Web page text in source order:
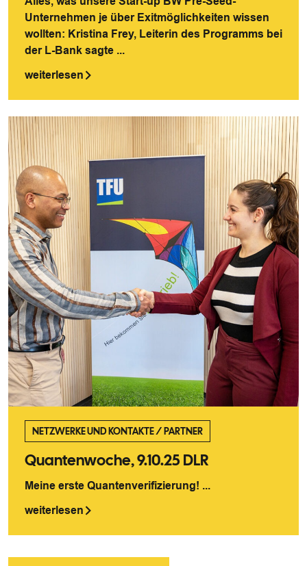
Unternehmen je über Exitmöglichkeiten wissen
wollten: Kristina Frey, Leiterin des Programms bei
der L-Bank sagte ...
weiterlesen
NETZWERKE UND KONTAKTE/PARTNER
Quantenwoche, 9.10.25 DLR
Meine erste Quantenverifizierung! ...
weiterlesen